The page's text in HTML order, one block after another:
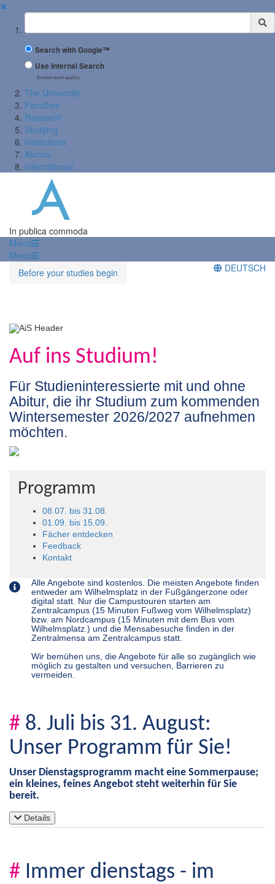
✖
Suchbegriff
Search with Google™
Use Internal Search
(limited result quality)
The University
Faculties
Research
Studying
Institutions
Alumni
International
In publica commoda
Menü
Menü
Before your studies begin
DEUTSCH
Auf
ins
Studium
2026!
Der
Orientierungsdienstag
Auf ins Studium!
Für Studieninteressierte mit und ohne
Abitur, die ihr Studium zum kommenden
Wintersemester 2026/2027 aufnehmen
möchten.
Programm
08.07. bis 31.08.
01.09. bis 15.09.
Fächer entdecken
Feedback
Kontakt
Alle Angebote sind kostenlos. Die meisten Angebote finden
entweder am Wilhelmsplatz in der Fußgängerzone oder
digital statt. Nur die Campustouren starten am
Zentralcampus (15 Minuten Fußweg vom Wilhelmsplatz)
bzw. am Nordcampus (15 Minuten mit dem Bus vom
Wilhelmsplatz.) und die Mensabesuche finden in der
Zentralmensa am Zentralcampus statt.
Wir bemühen uns, die Angebote für alle so zugänglich wie
möglich zu gestalten und versuchen, Barrieren zu
vermeiden.
# 8. Juli bis 31. August:
Unser Programm für Sie!
Unser Dienstagsprogramm macht eine Sommerpause;
ein kleines, feines Angebot steht weiterhin für Sie
bereit.
Details
# Immer dienstags - im